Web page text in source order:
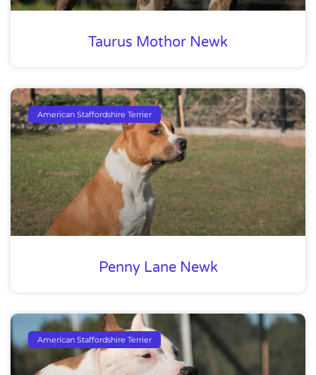
Taurus Mothor Newk
American Staffordshire Terrier
Penny Lane Newk
American Staffordshire Terrier